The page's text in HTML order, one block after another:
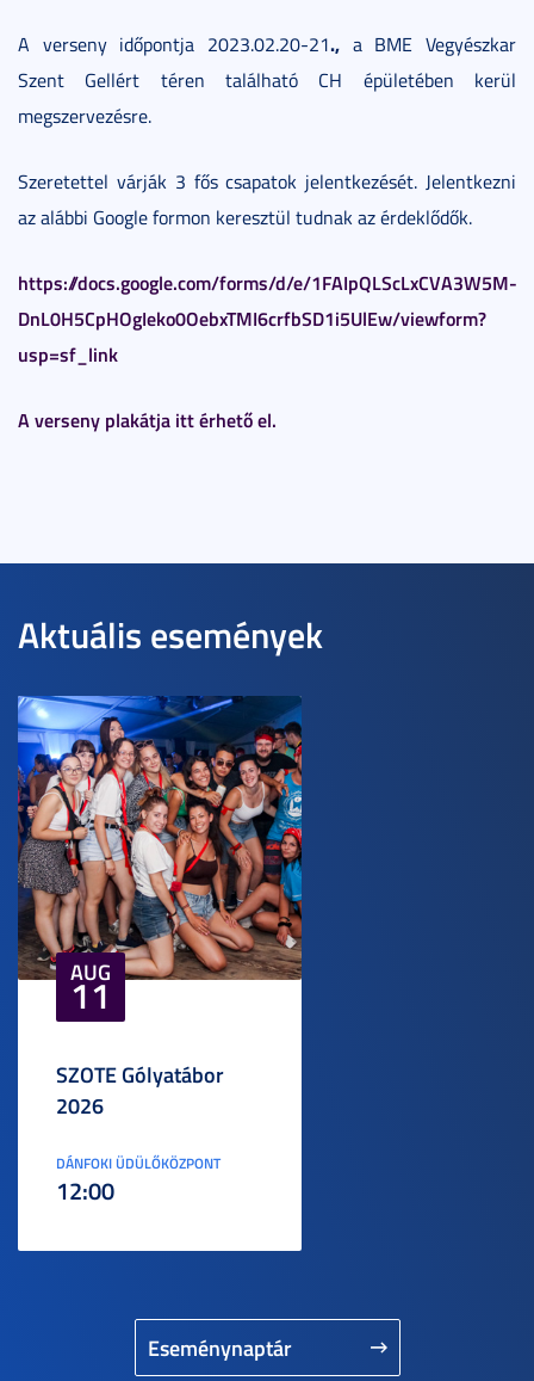
A verseny időpontja 2023.02.20-21., a BME Vegyészkar
Szent Gellért téren található CH épületében kerül
megszervezésre.
Szeretettel várják 3 fős csapatok jelentkezését. Jelentkezni
az alábbi Google formon keresztül tudnak az érdeklődők.
https://docs.google.com/forms/d/e/1FAIpQLScLxCVA3W5M-
DnL0H5CpHOgIeko0OebxTMI6crfbSD1i5UlEw/viewform?
usp=sf_link
A verseny plakátja itt érhető el.
Aktuális események
Eseménynaptár
AUG
11
SZOTE Gólyatábor
2026
DÁNFOKI ÜDÜLŐKÖZPONT
12:00